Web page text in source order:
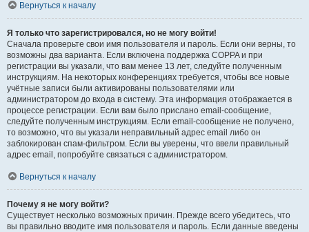
Вернуться к началу
Я только что зарегистрировался, но не могу войти!
Сначала проверьте свои имя пользователя и пароль. Если они верны, то
возможны два варианта. Если включена поддержка COPPA и при
регистрации вы указали, что вам менее 13 лет, следуйте полученным
инструкциям. На некоторых конференциях требуется, чтобы все новые
учётные записи были активированы пользователями или
администратором до входа в систему. Эта информация отображается в
процессе регистрации. Если вам было прислано email-сообщение,
следуйте полученным инструкциям. Если email-сообщение не получено,
то возможно, что вы указали неправильный адрес email либо он
заблокирован спам-фильтром. Если вы уверены, что ввели правильный
адрес email, попробуйте связаться с администратором.
Вернуться к началу
Почему я не могу войти?
Существует несколько возможных причин. Прежде всего убедитесь, что
вы правильно вводите имя пользователя и пароль. Если данные введены